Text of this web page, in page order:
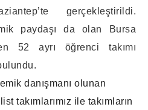
gerçekleştirildi.
paydaşı da olan Bursa
52 ayrı öğrenci takımı
danışmanı olunan
takımlarımız ile takımların